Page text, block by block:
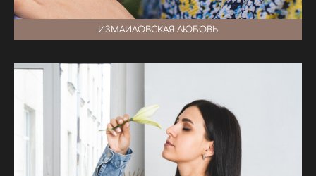
ИЗМАЙЛОВСКАЯ ЛЮБОВЬ